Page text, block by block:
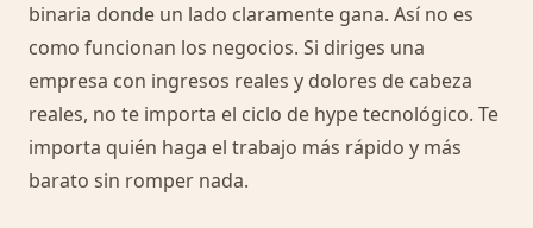
binaria donde un lado claramente gana. Así no es
como funcionan los negocios. Si diriges una
empresa con ingresos reales y dolores de cabeza
reales, no te importa el ciclo de hype tecnológico. Te
importa quién haga el trabajo más rápido y más
barato sin romper nada.